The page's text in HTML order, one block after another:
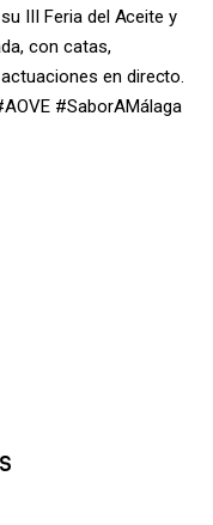
III Feria del Aceite y
con catas,
en directo.
#SaborAMálaga